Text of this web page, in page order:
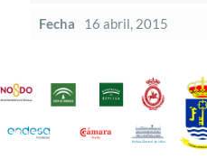
Fecha
16 abril, 2015